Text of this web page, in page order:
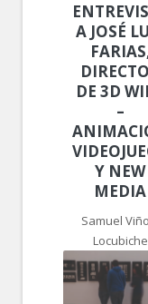
A JOSÉ
DE 3D
–
Y NEW
MEDIA
Samuel
Locubiche